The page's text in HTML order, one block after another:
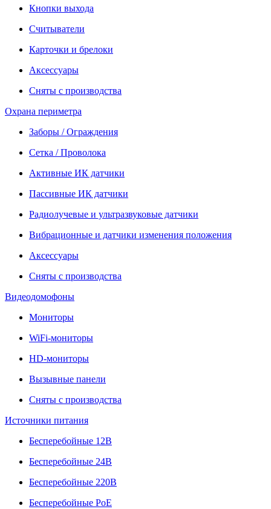
Кнопки выхода
Считыватели
Карточки и брелоки
Аксессуары
Сняты с производства
Охрана периметра
Заборы / Ограждения
Сетка / Проволока
Активные ИК датчики
Пассивные ИК датчики
Радиолучевые и ультразвуковые датчики
Вибрационные и датчики изменения положения
Аксессуары
Сняты с производства
Видеодомофоны
Мониторы
WiFi-мониторы
HD-мониторы
Вызывные панели
Сняты с производства
Источники питания
Бесперебойные 12В
Бесперебойные 24В
Бесперебойные 220В
Бесперебойные PoE